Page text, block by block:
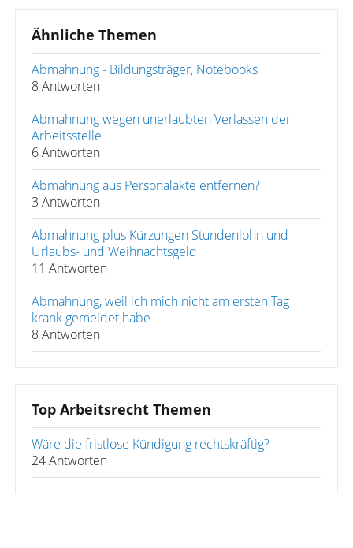
Ähnliche Themen
Abmahnung - Bildungsträger, Notebooks
8 Antworten
Abmahnung wegen unerlaubten Verlassen der
Arbeitsstelle
6 Antworten
Abmahnung aus Personalakte entfernen?
3 Antworten
Abmahnung plus Kürzungen Stundenlohn und
Urlaubs- und Weihnachtsgeld
11 Antworten
Abmahnung, weil ich mich nicht am ersten Tag
krank gemeldet habe
8 Antworten
Top Arbeitsrecht Themen
Wäre die fristlose Kündigung rechtskräftig?
24 Antworten